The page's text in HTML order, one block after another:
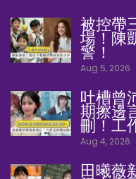
被控帶
場！陳
警！
Aug 5, 2026
吐槽曾
期擦邊
刪！工
Aug 4, 2026
田曦薇